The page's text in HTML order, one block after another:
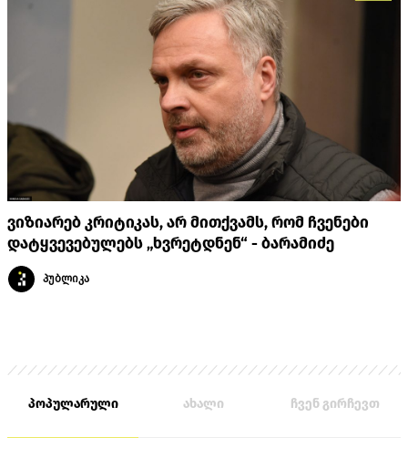
ვიზიარებ კრიტიკას, არ მითქვამს, რომ ჩვენები
დატყვევებულებს „ხვრეტდნენ“ - ბარამიძე
პუბლიკა
პოპულარული ახალი ჩვენ გირჩევთ